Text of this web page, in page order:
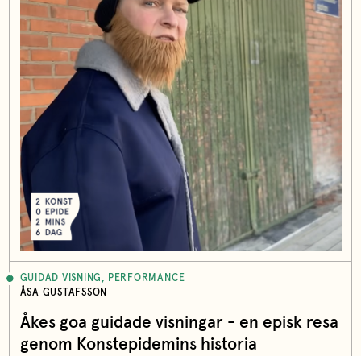
GUIDAD VISNING, PERFORMANCE
ÅSA GUSTAFSSON
Åkes goa guidade visningar - en episk resa
genom Konstepidemins historia